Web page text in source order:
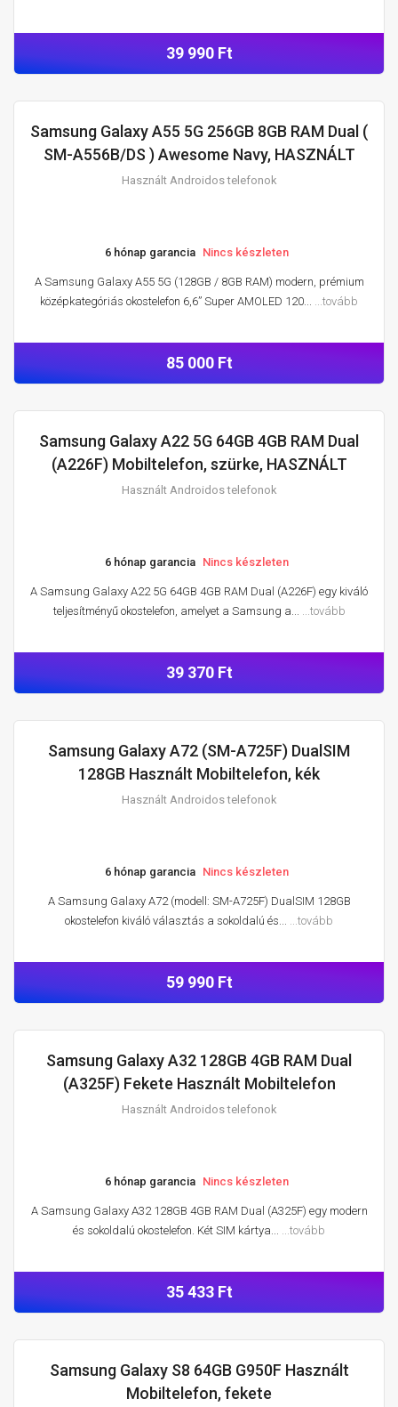
39 990 Ft
HASZNÁLT ANDROIDOS TELEFONOK
Samsung Galaxy A55 5G 256GB 8GB RAM Dual (
SM-A556B/DS ) Awesome Navy, HASZNÁLT
Használt Androidos telefonok
6 hónap garancia Nincs készleten
A Samsung Galaxy A55 5G (128GB / 8GB RAM) modern, prémium
középkategóriás okostelefon 6,6” Super AMOLED 120... ...tovább
85 000 Ft
HASZNÁLT ANDROIDOS TELEFONOK
Samsung Galaxy A22 5G 64GB 4GB RAM Dual
(A226F) Mobiltelefon, szürke, HASZNÁLT
Használt Androidos telefonok
6 hónap garancia Nincs készleten
A Samsung Galaxy A22 5G 64GB 4GB RAM Dual (A226F) egy kiváló
teljesítményű okostelefon, amelyet a Samsung a... ...tovább
39 370 Ft
HASZNÁLT ANDROIDOS TELEFONOK
Samsung Galaxy A72 (SM-A725F) DualSIM
128GB Használt Mobiltelefon, kék
Használt Androidos telefonok
6 hónap garancia Nincs készleten
A Samsung Galaxy A72 (modell: SM-A725F) DualSIM 128GB
okostelefon kiváló választás a sokoldalú és... ...tovább
59 990 Ft
Samsung Galaxy A32 128GB 4GB RAM Dual
(A325F) Fekete Használt Mobiltelefon
Használt Androidos telefonok
6 hónap garancia Nincs készleten
A Samsung Galaxy A32 128GB 4GB RAM Dual (A325F) egy modern
és sokoldalú okostelefon. Két SIM kártya... ...tovább
35 433 Ft
Samsung Galaxy S8 64GB G950F Használt
Mobiltelefon, fekete